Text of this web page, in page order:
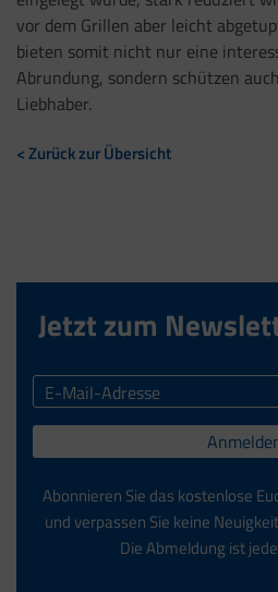
vor dem Grillen aber leicht
bieten somit nicht nur eine
Abrundung, sondern schützen
Liebhaber.
< Zurück zur Übersicht
Jetzt zum
Abonnieren Sie das kostenlose
und verpassen Sie keine
Die Abmeldung ist